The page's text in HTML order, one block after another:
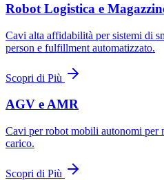
Robot Logistica e
Cavi alta affidabilità per sistemi di
person e fulfillment automatizzato.
Scopri di Più
AGV e AMR
Cavi per robot mobili autonomi per
carico.
Scopri di Più